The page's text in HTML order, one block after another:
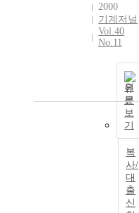
2000
기계저널
Vol.40
No.11
원
문
보
기
복
사/
대
출
신